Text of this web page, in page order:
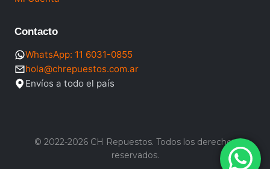
Contacto
WhatsApp: 11 6031-0855
hola@chrepuestos.com.ar
Envíos a todo el país
© 2022-2026 CH Repuestos. Todos los derechos
reservados.